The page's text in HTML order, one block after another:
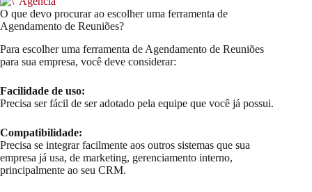
O que devo procurar ao escolher uma ferramenta de
Agendamento de Reuniões?
Para escolher uma ferramenta de Agendamento de Reuniões
para sua empresa, você deve considerar:
Facilidade de uso:
Precisa ser fácil de ser adotado pela equipe que você já possui.
Compatibilidade:
Precisa se integrar facilmente aos outros sistemas que sua
empresa já usa, de marketing, gerenciamento interno,
principalmente ao seu CRM.